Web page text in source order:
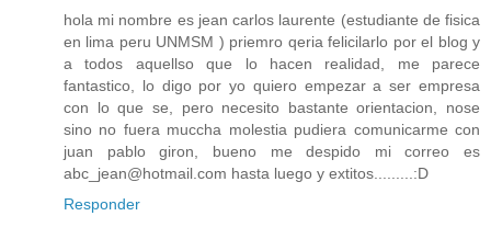
hola mi nombre es jean carlos laurente (estudiante de fisica
en lima peru UNMSM ) priemro qeria felicilarlo por el blog y
a todos aquellso que lo hacen realidad, me parece
fantastico, lo digo por yo quiero empezar a ser empresa
con lo que se, pero necesito bastante orientacion, nose
sino no fuera muccha molestia pudiera comunicarme con
juan pablo giron, bueno me despido mi correo es
abc_jean@hotmail.com hasta luego y extitos.........:D
Responder